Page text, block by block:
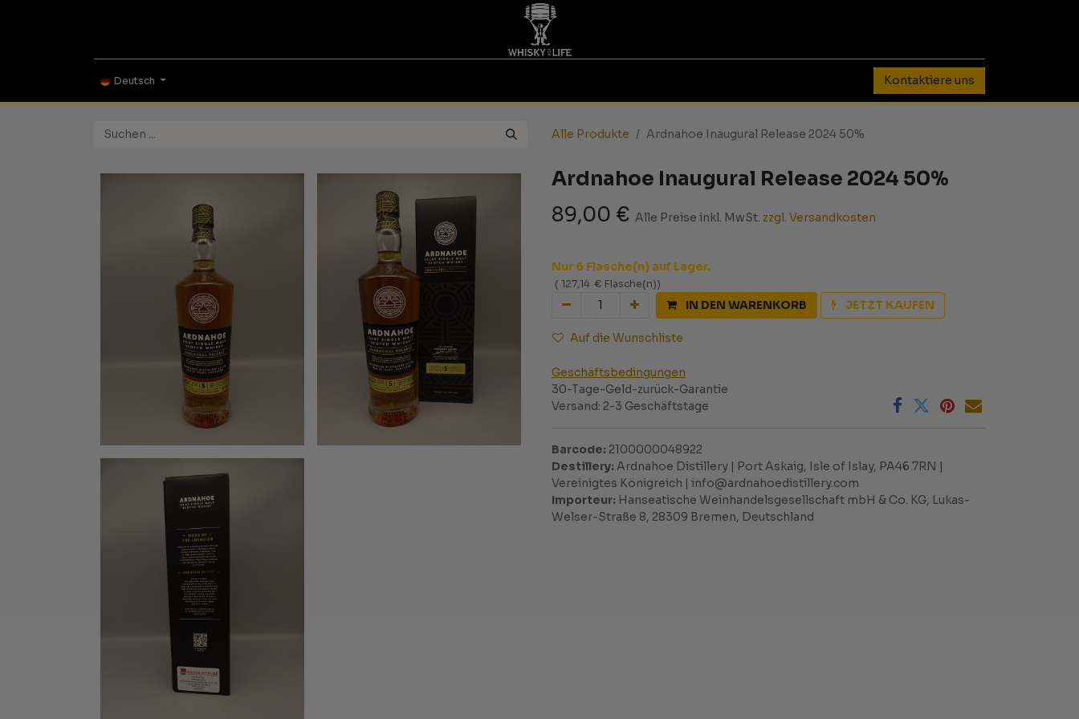
Deutsch Kontaktiere uns
Alle Produkte Ardnahoe Inaugural Release 2024 50%
Ardnahoe Inaugural Release 2024 50%
89,00 € Alle Preise inkl. MwSt. zzgl. Versandkosten
Nur 6 Flasche(n) auf Lager.
( 127,14 € Flasche(n))
IN DEN WARENKORB JETZT KAUFEN
Auf die Wunschliste
Geschäftsbedingungen
30-Tage-Geld-zurück-Garantie
Versand: 2-3 Geschäftstage
Barcode: 2100000048922
Destillery: Ardnahoe Distillery | Port Askaig, Isle of Islay, PA46 7RN |
Vereinigtes Königreich | info@ardnahoedistillery.com
Importeur: Hanseatische Weinhandelsgesellschaft mbH & Co. KG, Lukas-
Welser-Straße 8, 28309 Bremen, Deutschland